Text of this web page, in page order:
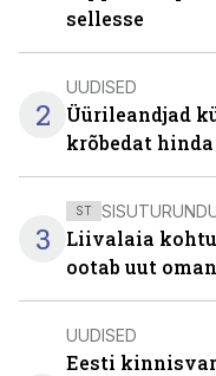
sellesse
2
UUDISED
Üürileandjad
krõbedat hinda
3
ST
Liivalaia
ootab uut
UUDISED
Eesti